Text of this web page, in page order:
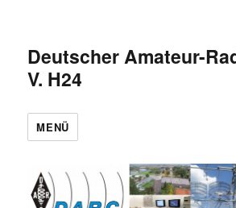
Deutscher Amateur-
V. H24
MENÜ